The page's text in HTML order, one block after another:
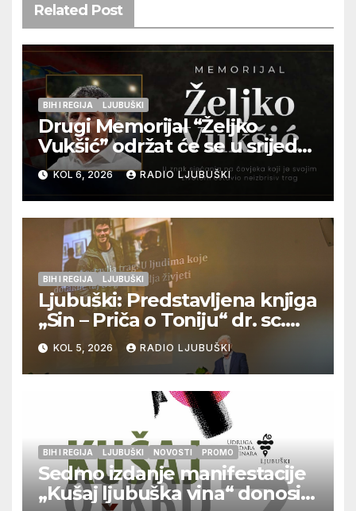
Related Post
BIH I REGIJA LJUBUŠKI
Drugi Memorijal “Željko
Vukšić” održat će se u srijedu
12. kolovoza u Otoku
KOL 6, 2026 RADIO LJUBUŠKI
BIH I REGIJA LJUBUŠKI
Ljubuški: Predstavljena knjiga
„Sin – Priča o Toniju“ dr. sc.
Zdenka Hercega
KOL 5, 2026 RADIO LJUBUŠKI
BIH I REGIJA LJUBUŠKI NOVOSTI PROMO
Sedmo izdanje manifestacije
„Kušaj ljubuška vina“ donosi